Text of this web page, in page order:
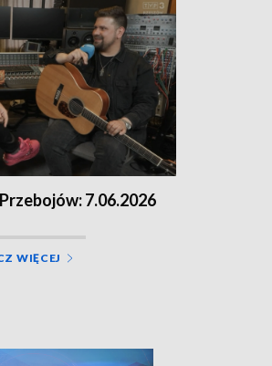
7.06.2026
WIĘCEJ